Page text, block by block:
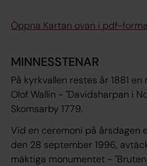
Öppna Kartan ovan i pdf-
MINNESSTENAR
På kyrkvallen restes år 1881
Olof Wallin - "Davidsharpan i
Skomsarby 1779.
Vid en ceremoni på årsdagen
den 28 september 1996,
mäktiga monumentet -